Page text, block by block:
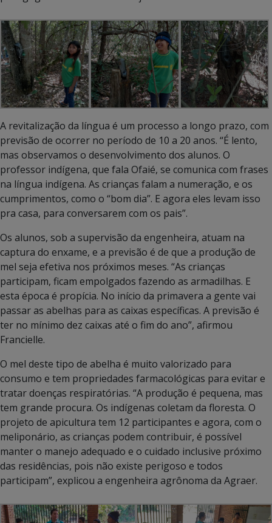
A revitalização da língua é um processo a longo prazo, com
previsão de ocorrer no período de 10 a 20 anos. “É lento,
mas observamos o desenvolvimento dos alunos. O
professor indígena, que fala Ofaié, se comunica com frases
na língua indígena. As crianças falam a numeração, e os
cumprimentos, como o “bom dia”. E agora eles levam isso
pra casa, para conversarem com os pais”.
Os alunos, sob a supervisão da engenheira, atuam na
captura do enxame, e a previsão é de que a produção de
mel seja efetiva nos próximos meses. “As crianças
participam, ficam empolgados fazendo as armadilhas. E
esta época é propícia. No início da primavera a gente vai
passar as abelhas para as caixas específicas. A previsão é
ter no mínimo dez caixas até o fim do ano”, afirmou
Francielle.
O mel deste tipo de abelha é muito valorizado para
consumo e tem propriedades farmacológicas para evitar e
tratar doenças respiratórias. “A produção é pequena, mas
tem grande procura. Os indígenas coletam da floresta. O
projeto de apicultura tem 12 participantes e agora, com o
meliponário, as crianças podem contribuir, é possível
manter o manejo adequado e o cuidado inclusive próximo
das residências, pois não existe perigoso e todos
participam”, explicou a engenheira agrônoma da Agraer.